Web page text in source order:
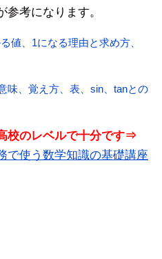
考になります。
値、1になる理由と求め方、
味、覚え方、表、sin、tanとの
校のレベルで十分です⇒
で使う数学知識の基礎講座